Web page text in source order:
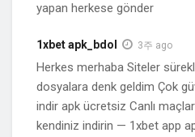
yapan herkese gönder
1xbet apk_bdol 3주 ago
Herkes merhaba Siteler
dosyalara denk geldim Çok
indir apk ücretsiz Canlı maçlar
kendiniz indirin — 1xbet app